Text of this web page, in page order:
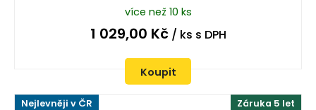
více než 10 ks
1 029,00 Kč/ ks s DPH
Koupit
Záruka 5 let
Nejlevněji v ČR